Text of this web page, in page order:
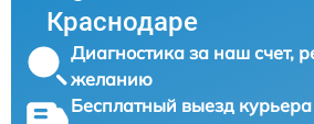
Краснодаре
Диагностика за наш счет,
желанию
Бесплатный выезд